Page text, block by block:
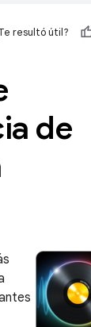
resultó útil?
de